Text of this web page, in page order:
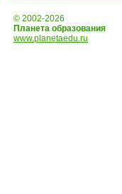
© 2002-2026
Планета образования
www.planetaedu.ru